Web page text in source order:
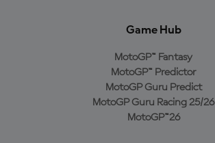
Game Hub
MotoGP™ Fantasy
MotoGP™ Predictor
MotoGP Guru Predict
MotoGP Guru Racing 25/26
MotoGP™26